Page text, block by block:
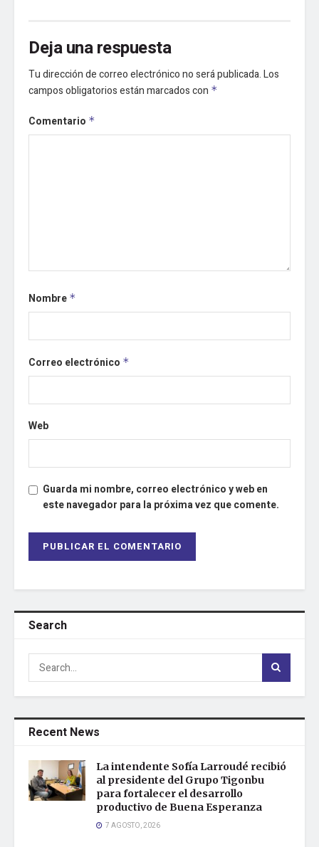
Deja una respuesta
Tu dirección de correo electrónico no será publicada.Los
campos obligatorios están marcados con *
Comentario *
Nombre *
Correo electrónico *
Web
Guarda mi nombre, correo electrónico y web en
este navegador para la próxima vez que comente.
Search
Recent News
La intendente Sofía Larroudé recibió
al presidente del Grupo Tigonbu
para fortalecer el desarrollo
productivo de Buena Esperanza
7 AGOSTO, 2026